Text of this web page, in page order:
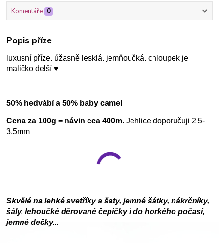
Komentáře 0
Popis příze
luxusní příze, úžasně lesklá, jemňoučká, chloupek je
maličko delší ♥
50% hedvábí a 50% baby camel
Cena za 100g = návin cca 400m. Jehlice doporučuji 2,5-
3,5mm
Skvělé na lehké svetříky a šaty, jemné šátky, nákrčníky,
šály, lehoučké děrované čepičky i do horkého počasí,
jemné dečky...